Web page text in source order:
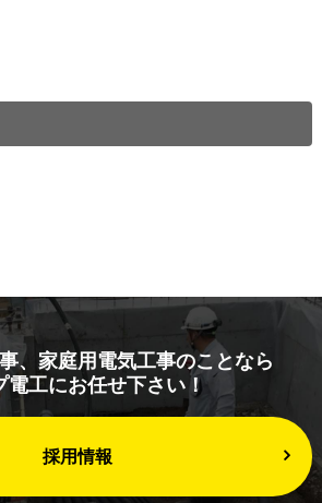
、家庭用電気工事のことなら
電工にお任せ下さい！
採用情報